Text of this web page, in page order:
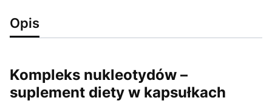
Opis
Kompleks nukleotydów –
suplement diety w kapsułkach